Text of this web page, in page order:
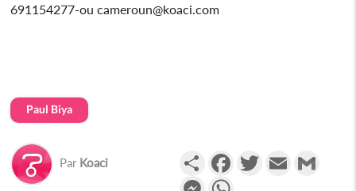
691154277-ou cameroun@koaci.com
Paul Biya
Par Koaci PartagerFacebookTwitterEmail
Messenger